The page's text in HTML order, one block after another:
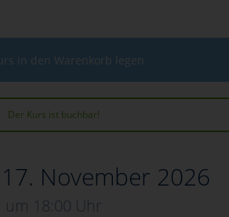
in den Warenkorb legen
Der Kurs ist buchbar!
November 2026
um 18:00 Uhr